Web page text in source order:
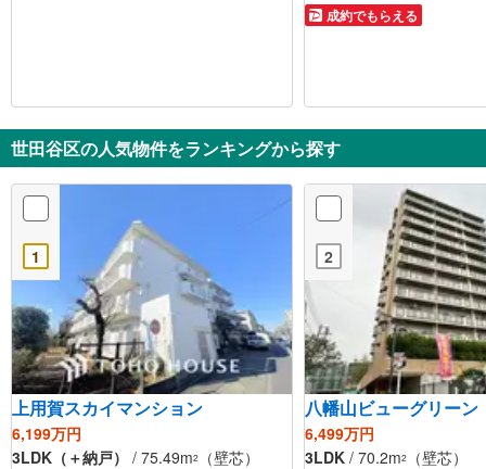
成約でもらえる
世田谷区の人気物件をランキングから探す
1
上用賀スカイマンション
6,199万円
3LDK（＋納戸） / 75.49m2 （壁芯）
2
八幡山ビューグリーン
6,499万円
3LDK / 70.2m2 （壁芯）